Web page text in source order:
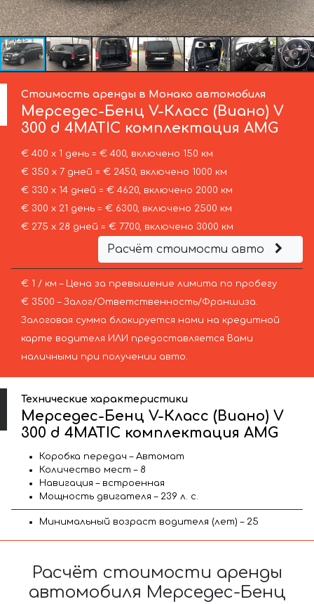
Стоимость аренды в Монако автомобиля
Мерседес-Бенц V-Класс (Виано) V
300 d 4MATIC комплектация AMG
€ 400 х 1 день = € 400, включено 150 км
€ 350 х 7 дней = € 2450, включено 1000 км
€ 330 х 14 дней = € 4620, включено 2000 км
€ 300 х 21 день = € 6300, включено 2500 км
€ 275 х 28 дней = € 7700, включено 3000 км
Расчёт стоимости авто
€ 1 / км – Цена за превышение лимита по пробегу
€ 3500 – Залог/Ответственность/Франшиза.
Залоговая сумма блокируется нами на кредитной
карте водителя ИЛИ предоставляется Вами
наличными при получении авто.
Технические характеристики
Мерседес-Бенц V-Класс (Виано) V
300 d 4MATIC комплектация AMG
Коробка передач – Автомат
Количество мест – 8
Навигация – встроенная
Мощность двигателя – 239 л. с.
Минимальный возраст водителя (лет) – 25
Расчёт стоимости аренды
автомобиля Мерседес-Бенц